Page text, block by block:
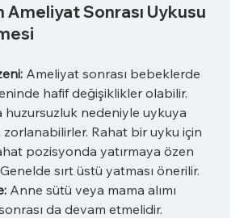
Ameliyat Sonrası Uykusu
Ameliyat sonrası bebeklerde
hafif değişiklikler olabilir.
huzursuzluk nedeniyle uykuya
Rahat bir uyku için
pozisyonda yatırmaya özen
sırt üstü yatması önerilir.
Anne sütü veya mama alımı
da devam etmelidir.